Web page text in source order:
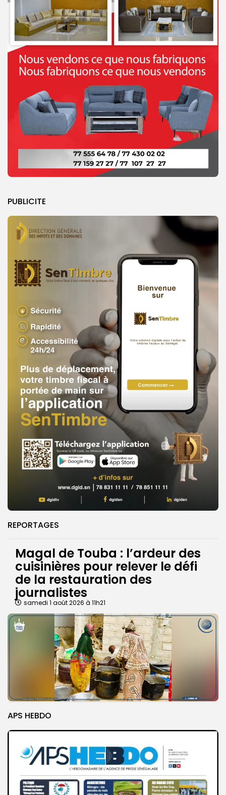
PUBLICITE
REPORTAGES
Magal de Touba : l’ardeur des
cuisinières pour relever le défi
de la restauration des
journalistes
samedi 1 août 2026 à 11h21
APS HEBDO